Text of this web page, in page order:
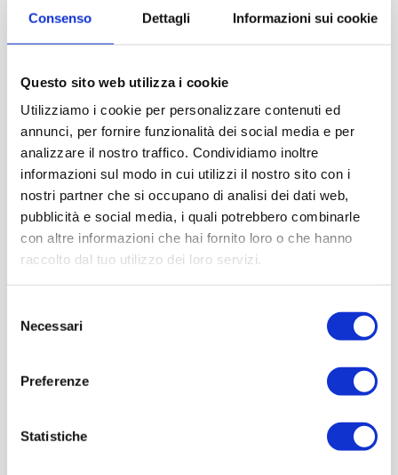
Consenso Dettagli Informazioni sui cookie
Questo sito web utilizza i cookie
Utilizziamo i cookie per personalizzare contenuti ed
annunci, per fornire funzionalità dei social media e per
analizzare il nostro traffico. Condividiamo inoltre
informazioni sul modo in cui utilizzi il nostro sito con i
nostri partner che si occupano di analisi dei dati web,
pubblicità e social media, i quali potrebbero combinarle
con altre informazioni che hai fornito loro o che hanno
raccolto dal tuo utilizzo dei loro servizi.
delNecessari
Preferenze
Statistiche